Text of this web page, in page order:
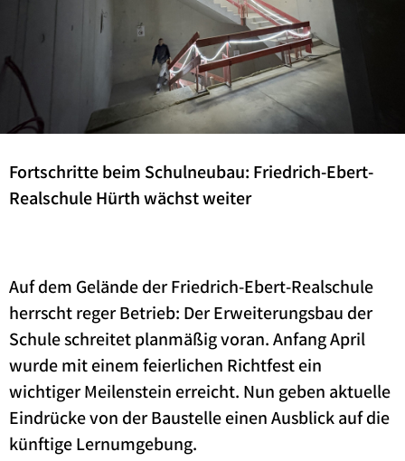
Fortschritte beim Schulneubau: Friedrich-Ebert-
Realschule Hürth wächst weiter
Auf dem Gelände der Friedrich-Ebert-Realschule
herrscht reger Betrieb: Der Erweiterungsbau der
Schule schreitet planmäßig voran. Anfang April
wurde mit einem feierlichen Richtfest ein
wichtiger Meilenstein erreicht. Nun geben aktuelle
Eindrücke von der Baustelle einen Ausblick auf die
künftige Lernumgebung.